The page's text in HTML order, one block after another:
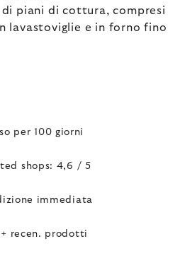
piani di cottura, compresi
lavastoviglie e in forno fino
per 100 giorni
shops: 4,6 / 5
immediata
recen. prodotti